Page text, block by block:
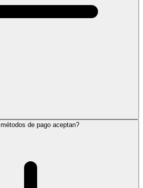
de pago aceptan?